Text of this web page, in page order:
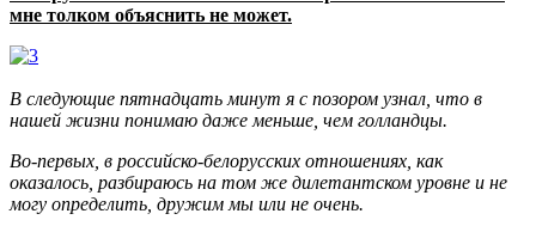
мне толком объяснить не может.
В следующие пятнадцать минут я с позором узнал, что в
нашей жизни понимаю даже меньше, чем голландцы.
Во-первых, в российско-белорусских отношениях, как
оказалось, разбираюсь на том же дилетантском уровне и не
могу определить, дружим мы или не очень.